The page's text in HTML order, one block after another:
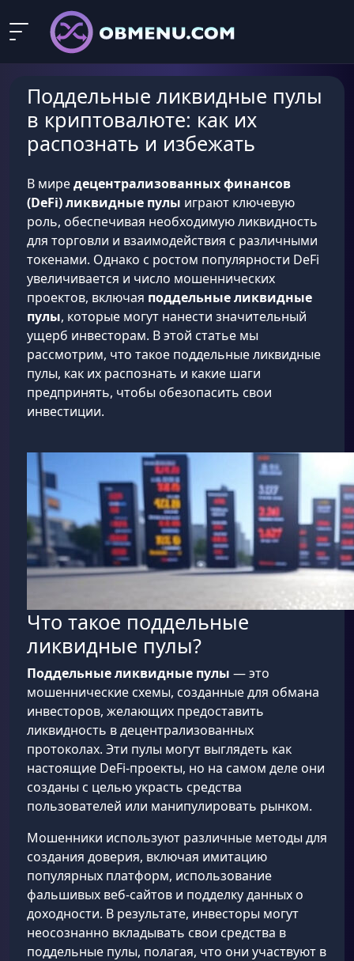
Поддельные ликвидные пулы
в криптовалюте: как их
распознать и избежать
В миредецентрализованных финансов
(DeFi)ликвидные пулы играют ключевую
роль, обеспечивая необходимую ликвидность
для торговли и взаимодействия с различными
токенами. Однако с ростом популярности DeFi
увеличивается и число мошеннических
проектов, включая поддельные ликвидные
пулы, которые могут нанести значительный
ущерб инвесторам. В этой статье мы
рассмотрим, что такое поддельные ликвидные
пулы, как их распознать и какие шаги
предпринять, чтобы обезопасить свои
инвестиции.
Что такое поддельные
ликвидные пулы?
Поддельные ликвидные пулы — это
мошеннические схемы, созданные для обмана
инвесторов, желающих предоставить
ликвидность в децентрализованных
протоколах. Эти пулы могут выглядеть как
настоящие DeFi-проекты, но на самом деле они
созданы с целью украсть средства
пользователей или манипулировать рынком.
Мошенники используют различные методы для
создания доверия, включая имитацию
популярных платформ, использование
фальшивых веб-сайтов и подделку данных о
доходности. В результате, инвесторы могут
неосознанно вкладывать свои средства в
поддельные пулы, полагая, что они участвуют в